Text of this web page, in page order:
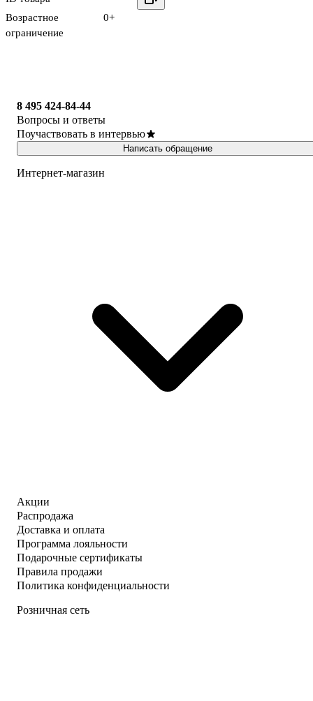
Возрастное
ограничение
0+
8 495 424-84-44
Вопросы и ответы
Поучаствовать в интервью
Написать обращение
Интернет-магазин
Акции
Распродажа
Доставка и оплата
Программа лояльности
Подарочные сертификаты
Правила продажи
Политика конфиденциальности
Розничная сеть